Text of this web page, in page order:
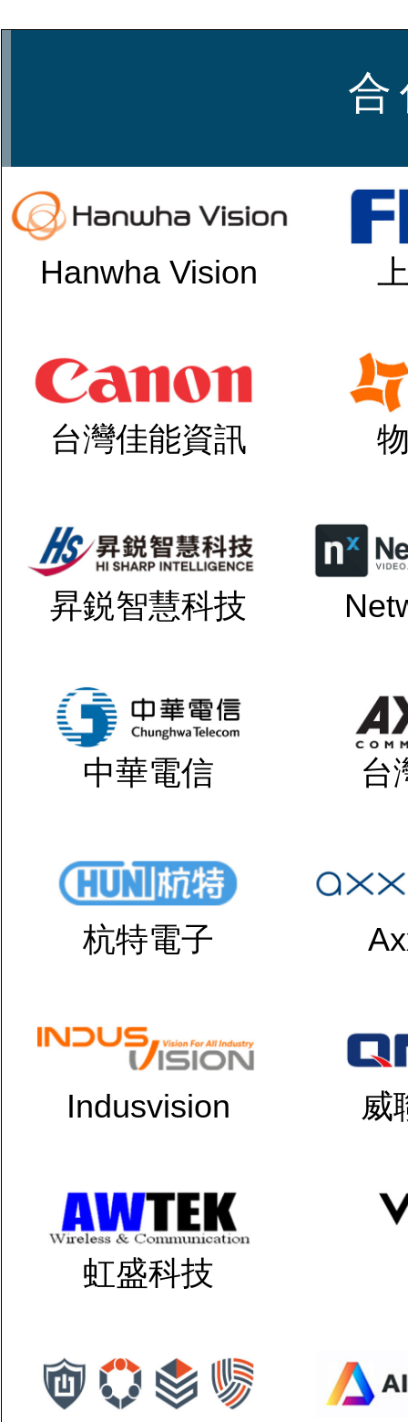
合
Hanwha Vision
台灣佳能資訊
昇鋭智慧科技
中華電信 台
杭特電子
Indusvision 威
虹盛科技